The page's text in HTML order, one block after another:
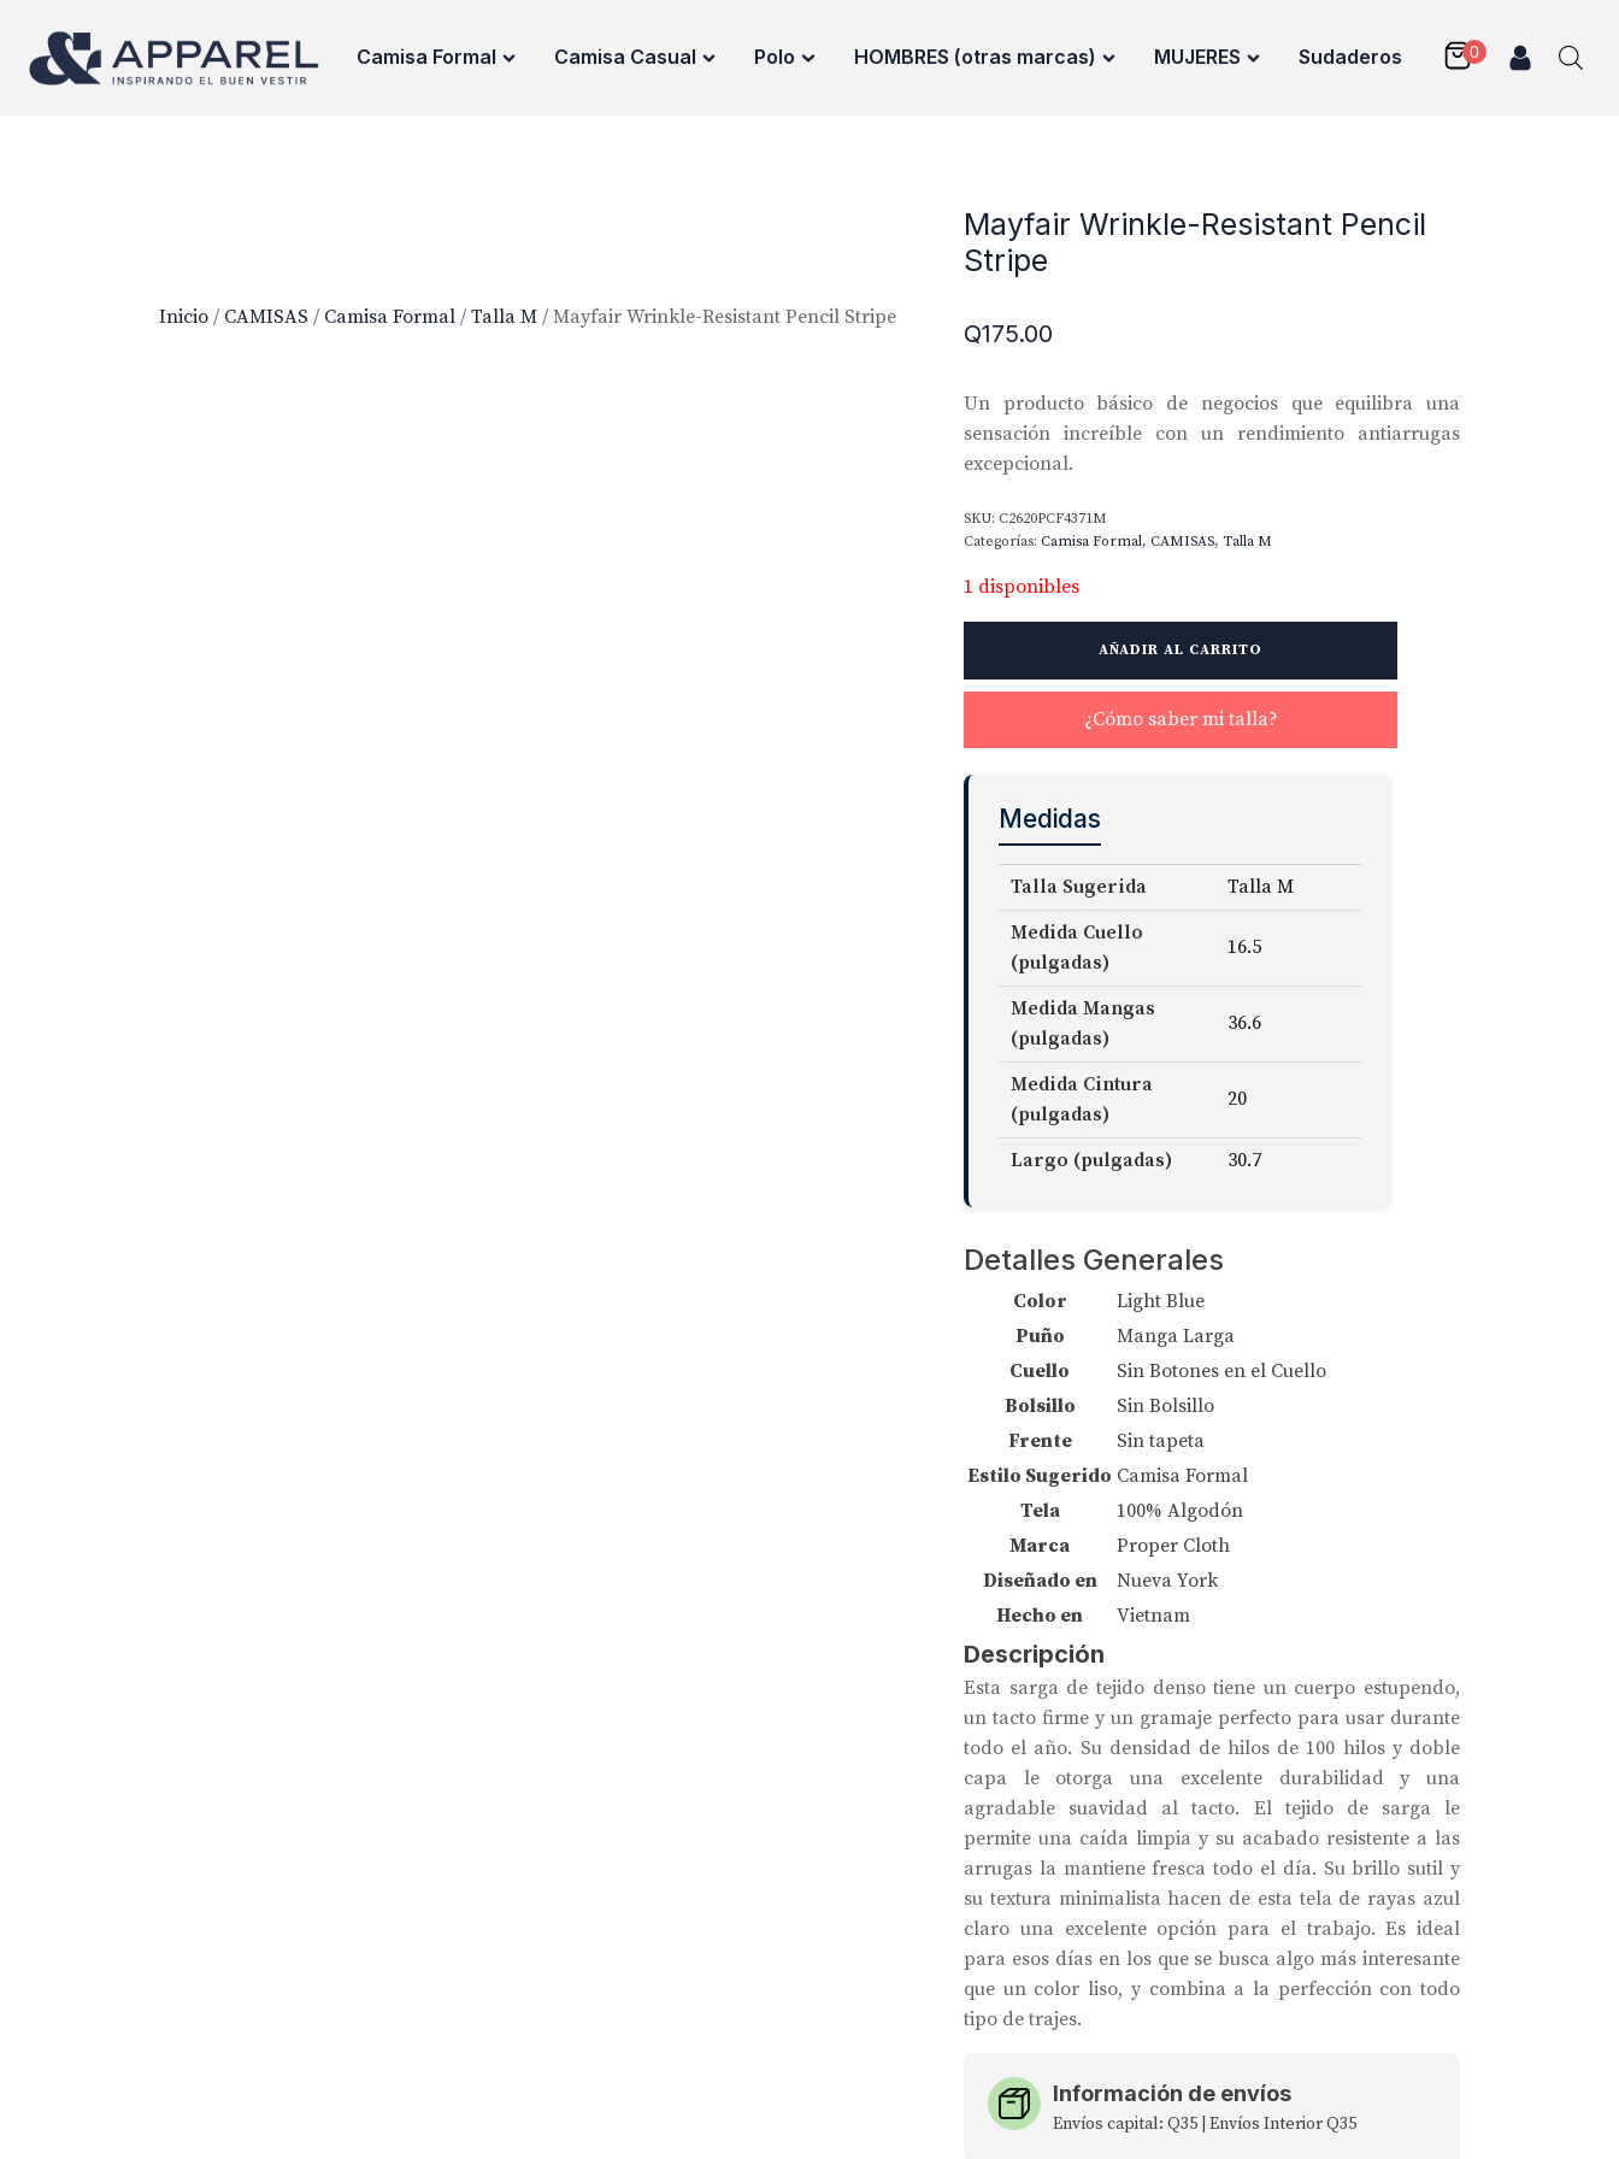
Camisa Formal Camisa Casual Polo HOMBRES (otras marcas) MUJERES Sudaderos
Inicio / CAMISAS / Camisa Formal / Talla M / Mayfair Wrinkle-Resistant Pencil Stripe
Mayfair Wrinkle-Resistant Pencil
Stripe
Q175.00
Un producto básico de negocios que equilibra una
sensación increíble con un rendimiento antiarrugas
excepcional.
SKU: C2620PCF4371M
Categorías: Camisa Formal, CAMISAS, Talla M
1 disponibles
Resistant
AÑADIR AL CARRITO
¿Cómo saber mi talla?
Medidas
Talla Sugerida
Talla M
Medida Cuello
(pulgadas)
16.5
Medida Mangas
(pulgadas)
36.6
Medida Cintura
(pulgadas)
20
Largo (pulgadas) 30.7
Detalles Generales
Color
Light Blue
Puño
Manga Larga
Cuello
Sin Botones en el Cuello
Bolsillo
Sin Bolsillo
Frente
Sin tapeta
Estilo Sugerido Camisa Formal
Tela
100% Algodón
Marca
Proper Cloth
Diseñado en
Nueva York
Hecho en
Vietnam
Descripción
Esta sarga de tejido denso tiene un cuerpo estupendo,
un tacto firme y un gramaje perfecto para usar durante
todo el año. Su densidad de hilos de 100 hilos y doble
capa le otorga una excelente durabilidad y una
agradable suavidad al tacto. El tejido de sarga le
permite una caída limpia y su acabado resistente a las
arrugas la mantiene fresca todo el día. Su brillo sutil y
su textura minimalista hacen de esta tela de rayas azul
claro una excelente opción para el trabajo. Es ideal
para esos días en los que se busca algo más interesante
que un color liso, y combina a la perfección con todo
tipo de trajes.
Información de envíos
Envíos capital: Q35 | Envíos Interior Q35